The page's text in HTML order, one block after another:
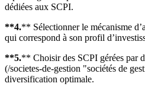
dédiées aux SCPI.
**4.** Sélectionner le mécanisme
qui correspond à son profil
**5.** Choisir des SCPI gérées par
(/societes-de-gestion "sociétés de
diversification optimale.